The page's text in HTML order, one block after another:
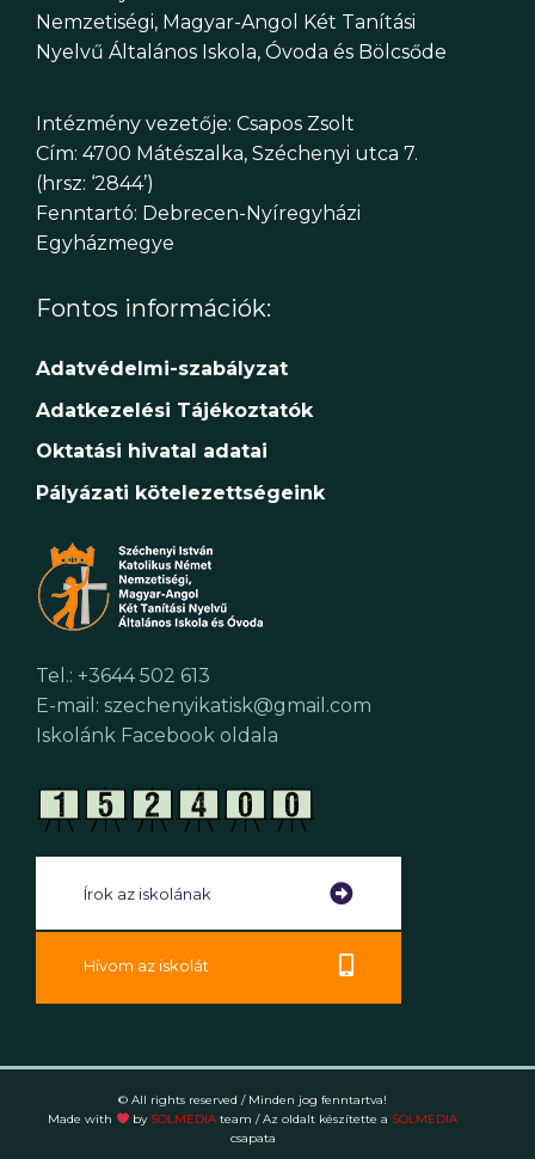
Nemzetiségi, Magyar-Angol Két Tanítási
Nyelvű Általános Iskola, Óvoda és Bölcsőde
Intézmény vezetője: Csapos Zsolt
Cím: 4700 Mátészalka, Széchenyi utca 7.
(hrsz: ‘2844’)
Fenntartó: Debrecen-Nyíregyházi
Egyházmegye
Fontos információk:
Adatvédelmi-szabályzat
Adatkezelési Tájékoztatók
Oktatási hivatal adatai
Pályázati kötelezettségeink
Tel.: +3644 502 613
E-mail: szechenyikatisk@gmail.com
Iskolánk Facebook oldala
Írok az iskolának
Hívom az iskolát
© All rights reserved / Minden jog fenntartva!
Made with
by SOLMEDIA team / Az oldalt készítette a SOLMEDIA
csapata